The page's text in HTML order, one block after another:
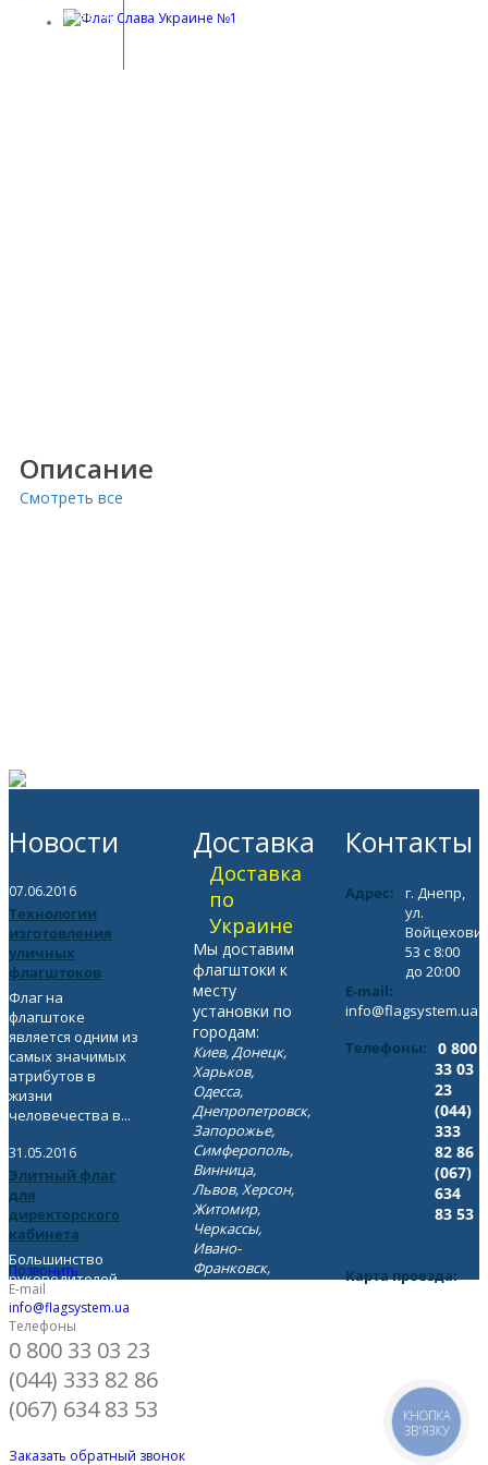
Флаг на авто
Описание
Смотреть все
Позвонить
Новости
07.06.2016
Технологии
изготовления
уличных
флагштоков
Флаг на
флагштоке
является одним из
самых значимых
атрибутов в
жизни
человечества в...
31.05.2016
Элитный флаг
для
директорского
кабинета
Большинство
руководителей
компаний
интересуются
следующим
вопросом: «можно
ли...
Доставка
Доставка
по
Украине
Мы доставим
флагштоки к
месту
установки по
городам:
Киев, Донецк,
Харьков,
Одесса,
Днепропетровск,
Запорожье,
Симферополь,
Винница,
Львов, Херсон,
Житомир,
Черкассы,
Ивано-
Франковск,
Контакты
Адрес:
г. Днепр,
ул.
53 с 8:00
до 20:00
E-mail:
info@flagsystem.ua
Телефоны:
0 800
33 03
23
(044)
333
82 86
(067)
634
83 53
Карта проезда:
E-mail
info@flagsystem.ua
Телефоны
0 800 33 03 23
(044) 333 82 86
(067) 634 83 53
Заказать обратный звонок
КНОПКА
ЗВ'ЯЗКУ